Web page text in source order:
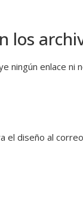
los
ningún enlace
el diseño al